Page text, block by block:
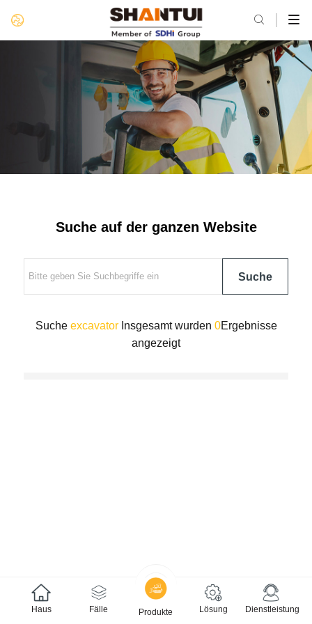

Suche auf der ganzen Website
Suche
Suche excavator Insgesamt wurden 0Ergebnisse
angezeigt
Haus Fälle Produkte Lösung Dienstleistung